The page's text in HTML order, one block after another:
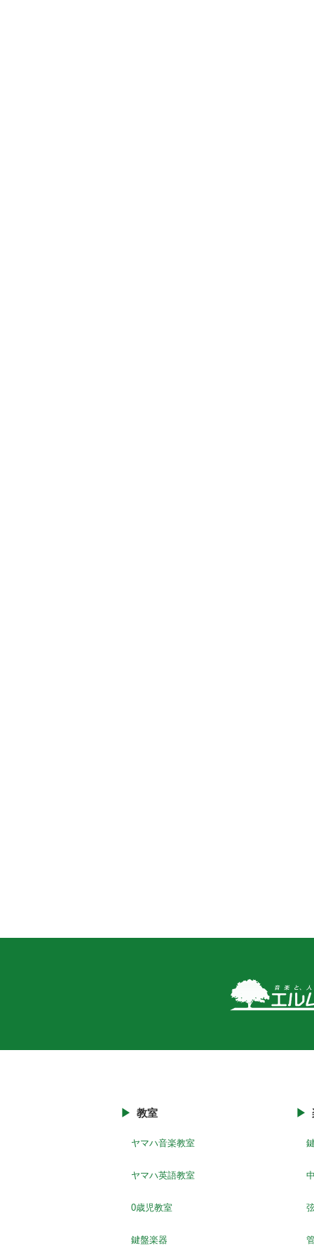
教室
ヤマハ音楽教室
ヤマハ英語教室
0歳児教室
鍵盤楽器